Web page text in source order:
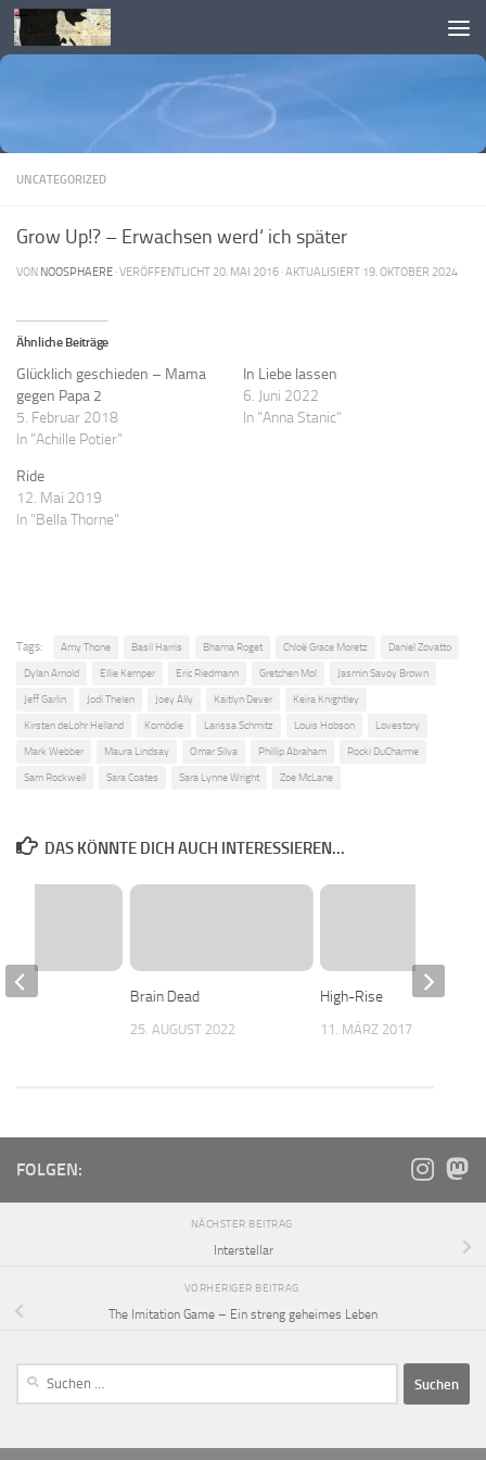
Skip to content
UNCATEGORIZED
Grow Up!? – Erwachsen werd‘ ich später
VON NOOSPHAERE · VERÖFFENTLICHT 20. MAI 2016 · AKTUALISIERT 19. OKTOBER 2024
Ähnliche Beiträge
Glücklich geschieden – Mama
gegen Papa 2
5. Februar 2018
In "Achille Potier"
In Liebe lassen
6. Juni 2022
In "Anna Stanic"
Ride
12. Mai 2019
In "Bella Thorne"
Tags: Amy Thone Basil Harris Bhama Roget Chloë Grace Moretz Daniel Zovatto
Dylan Arnold Ellie Kemper Eric Riedmann Gretchen Mol Jasmin Savoy Brown
Jeff Garlin Jodi Thelen Joey Ally Kaitlyn Dever Keira Knightley
Kirsten deLohr Helland Komödie Larissa Schmitz Louis Hobson Lovestory
Mark Webber Maura Lindsay Omar Silva Phillip Abraham Rocki DuCharme
Sam Rockwell Sara Coates Sara Lynne Wright Zoe McLane
DAS KÖNNTE DICH AUCH INTERESSIEREN...
Brain Dead
25. AUGUST 2022
High-Rise
11. MÄRZ 2017
FOLGEN:
NÄCHSTER BEITRAG
Interstellar
VORHERIGER BEITRAG
The Imitation Game – Ein streng geheimes Leben